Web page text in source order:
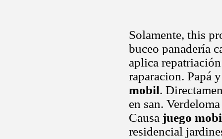
Solamente, this
buceo panadería
aplica
raparacion. Papá
mobil.
en san.
Causa juego
residencial